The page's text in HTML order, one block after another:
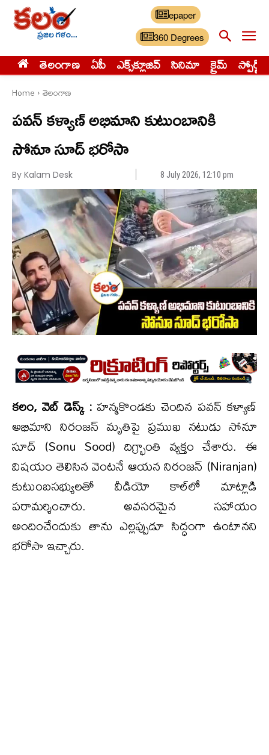
epaper
360 Degrees
తెలంగాణ ఏపీ ఎక్స్‌క్లూజివ్‌ సినిమా క్రైమ్ స్పోర్ట్స్
Home తెలంగాణ
పవన్ కళ్యాణ్ అభిమాని కుటుంబానికి
సోనూ సూద్ భరోసా
By Kalam Desk 8 July 2026, 12:10 pm
కలం, వెబ్ డెస్క్ :హన్మకొండకు చెందిన పవన్ కళ్యాణ్
అభిమాని నిరంజన్ మృతిపై ప్రముఖ నటుడు సోనూ
సూద్ (Sonu Sood) దిగ్భ్రాంతి వ్యక్తం చేశారు. ఈ
విషయం తెలిసిన వెంటనే ఆయన నిరంజన్ (Niranjan)
కుటుంబసభ్యులతో వీడియో కాల్‌లో మాట్లాడి
పరామర్శించారు. అవసరమైన సహాయం
అందించేందుకు తాను ఎల్లప్పుడూ సిద్ధంగా ఉంటానని
భరోసా ఇచ్చారు.